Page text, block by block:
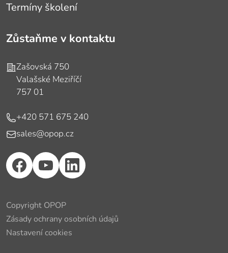
Termíny školení
Zůstaňme v kontaktu
Adresa
Zašovská 750
Valašské Meziříčí
757 01
Telefon
+420 571 675 240
E-mail
sales@opop.cz
Copyright OPOP
Zásady ochrany osobních údajů
Nastavení cookies